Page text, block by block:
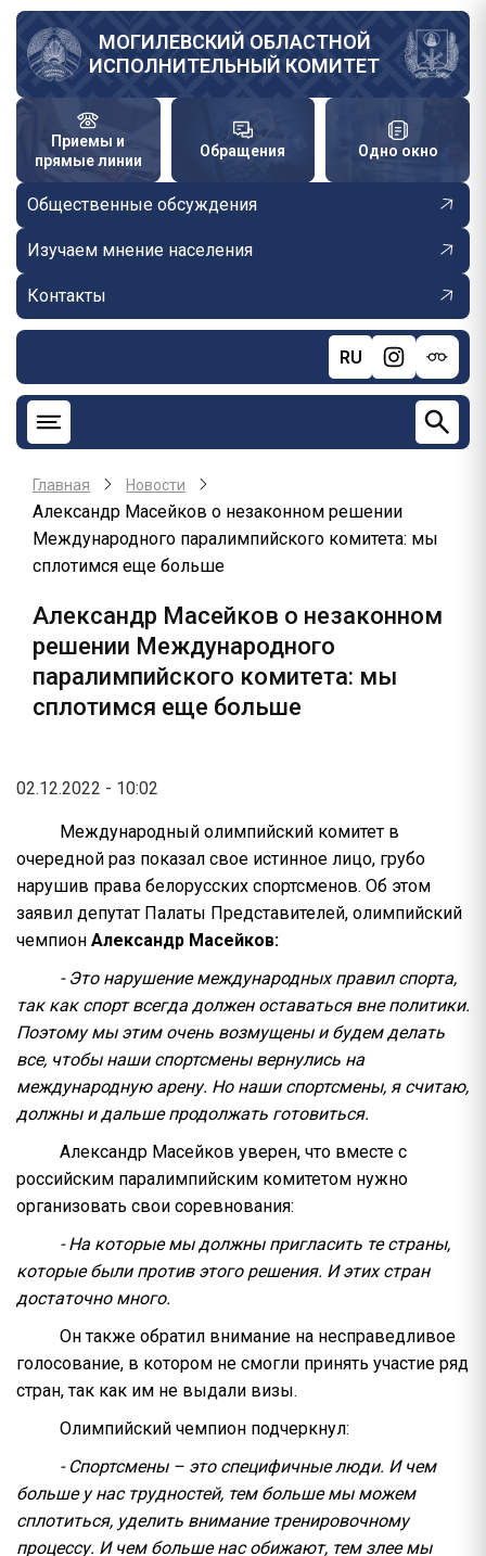
Перейти
основному
содержанию
МОГИЛЕВСКИЙ ОБЛАСТНОЙ
ИСПОЛНИТЕЛЬНЫЙ КОМИТЕТ
Приемы и
прямые линии
Обращения Одно окно
Общественные обсуждения
Изучаем мнение населения
Контакты
RU
Главная Новости
Александр Масейков о незаконном решении
Международного паралимпийского комитета: мы
сплотимся еще больше
Александр Масейков о незаконном
решении Международного
паралимпийского комитета: мы
сплотимся еще больше
02.12.2022 - 10:02
Международный олимпийский комитет в
очередной раз показал свое истинное лицо, грубо
нарушив права белорусских спортсменов. Об этом
заявил депутат Палаты Представителей, олимпийский
чемпион Александр Масейков:
- Это нарушение международных правил спорта,
так как спорт всегда должен оставаться вне политики.
Поэтому мы этим очень возмущены и будем делать
все, чтобы наши спортсмены вернулись на
международную арену. Но наши спортсмены, я считаю,
должны и дальше продолжать готовиться.
Александр Масейков уверен, что вместе с
российским паралимпийским комитетом нужно
организовать свои соревнования:
- На которые мы должны пригласить те страны,
которые были против этого решения. И этих стран
достаточно много.
Он также обратил внимание на несправедливое
голосование, в котором не смогли принять участие ряд
стран, так как им не выдали визы.
Олимпийский чемпион подчеркнул:
- Спортсмены – это специфичные люди. И чем
больше у нас трудностей, тем больше мы можем
сплотиться, уделить внимание тренировочному
процессу. И чем больше нас обижают, тем злее мы